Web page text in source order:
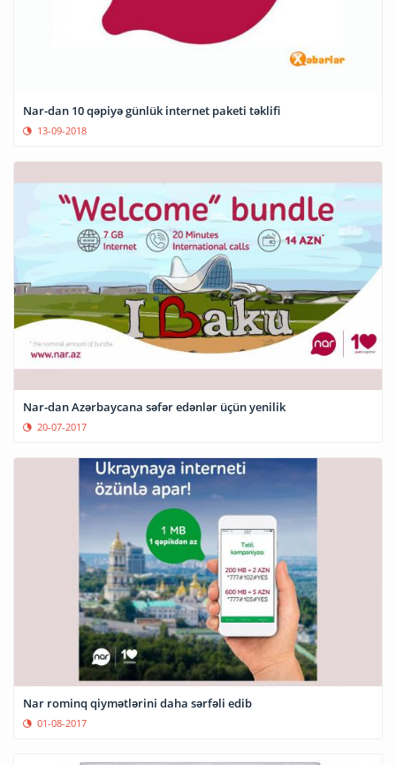
Nar-dan 10 qəpiyə günlük internet paketi təklifi
13-09-2018
Nar-dan Azərbaycana səfər edənlər üçün yenilik
20-07-2017
Nar rominq qiymətlərini daha sərfəli edib
01-08-2017